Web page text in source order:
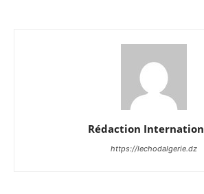
Rédaction
https://lechodalgerie.dz